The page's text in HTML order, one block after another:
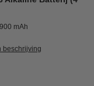
mAh
beschrijving